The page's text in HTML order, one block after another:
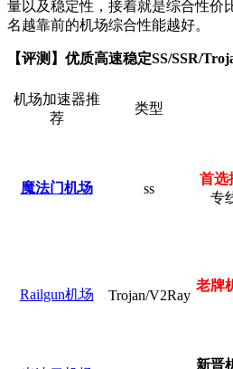
量以及稳定性，接着就是综合性价
名越靠前的机场综合性能越好。
【评测】优质高速稳定SS/SSR/
机场加速器推
荐
类型
魔法门机场 ss
首选
专
Railgun机场 Trojan/V2Ray
老牌
新晋